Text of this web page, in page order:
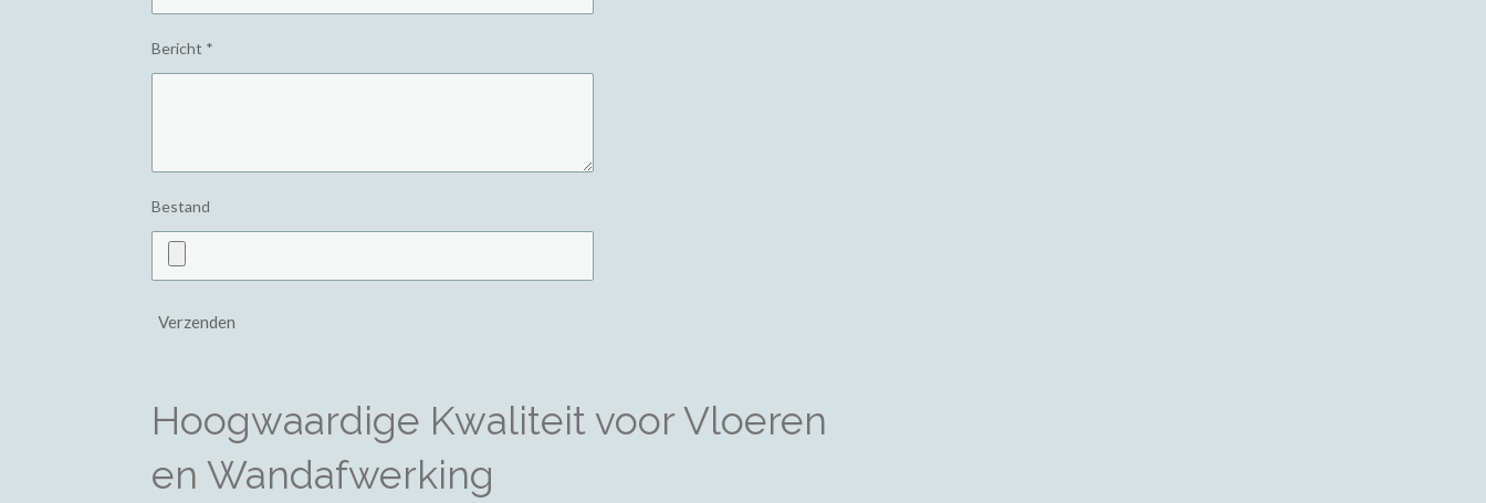
Bericht *
Bestand
Verzenden
Hoogwaardige Kwaliteit voor Vloeren
en Wandafwerking